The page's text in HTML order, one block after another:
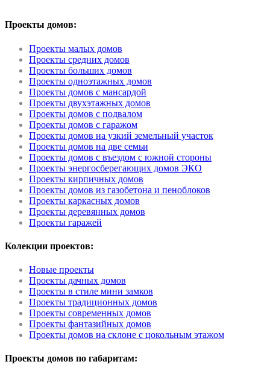
Проекты домов:
Проекты малых домов
Проекты средних домов
Проекты больших домов
Проекты одноэтажных домов
Проекты домов с мансардой
Проекты двухэтажных домов
Проекты домов с подвалом
Проекты домов с гаражом
Проекты домов на узкий земельный участок
Проекты домов на две семьи
Проекты домов с въездом с южной стороны
Проекты энергосберегающих домов ЭКО
Проекты кирпичных домов
Проекты домов из газобетона и пеноблоков
Проекты каркасных домов
Проекты деревянных домов
Проекты гаражей
Колекции проектов:
Новые проекты
Проекты дачных домов
Проекты в стиле мини замков
Проекты традиционных домов
Проекты современных домов
Проекты фантазийных домов
Проекты домов на склоне с цокольным этажом
Проекты домов по габаритам: